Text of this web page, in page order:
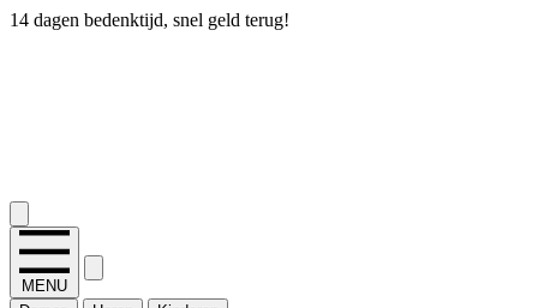
14 dagen bedenktijd, snel geld terug!
MENU